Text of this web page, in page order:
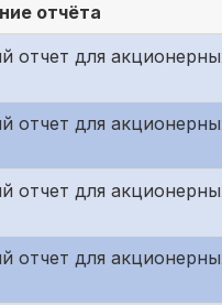
отчёта
отчет для
отчет для
отчет для
отчет для